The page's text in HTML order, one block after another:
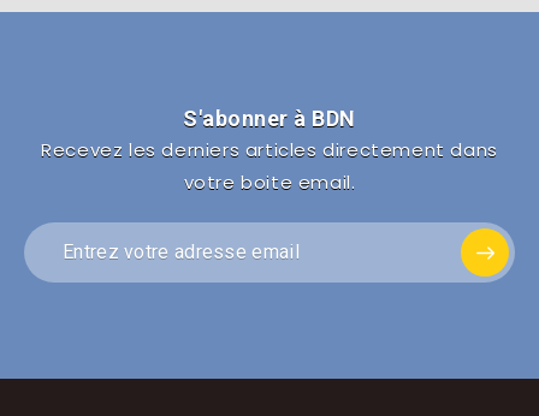
S'abonner à BDN
Recevez les derniers articles directement dans
votre boite email.